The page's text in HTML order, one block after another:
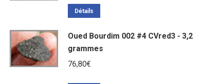
Détails
Oued Bourdim 002 #4 CVred3 - 3,2
grammes
76,80€